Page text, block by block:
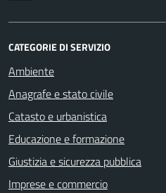
CATEGORIE DI SERVIZIO
Ambiente
Anagrafe e stato civile
Catasto e urbanistica
Educazione e formazione
Giustizia e sicurezza pubblica
Imprese e commercio